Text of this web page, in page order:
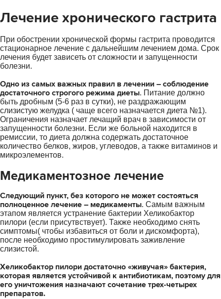
Лечение хронического гастрита
При обострении хронической формы гастрита проводится
стационарное лечение с дальнейшим лечением дома. Срок
лечения будет зависеть от сложности и запущенности
болезни.
Одно из самых важных правил в лечении – соблюдение
достаточного строгого режима диеты. Питание должно
быть дробным (5-6 раз в сутки), не раздражающим
слизистую желудка ( чаще всего назначается диета №1).
Ограничения назначает лечащий врач в зависимости от
запущенности болезни. Если же больной находится в
ремиссии, то диета должна содержать достаточное
количество белков, жиров, углеводов, а также витаминов и
микроэлементов.
Медикаментозное лечение
Следующий пункт, без которого не может состояться
полноценное лечение – медикаменты. Самым важным
этапом является устранение бактерии Хеликобактор
пилори (если присутвствует). Также необходимо снять
симптомы( чтобы избавиться от боли и дискомфорта),
после необходимо простимулировать заживление
слизистой.
Хеликобактор пилори достаточно «живучая» бактерия,
которая является устойчивой к антибиотикам, поэтому для
его уничтожения назначают сочетание трех-четырех
препаратов.